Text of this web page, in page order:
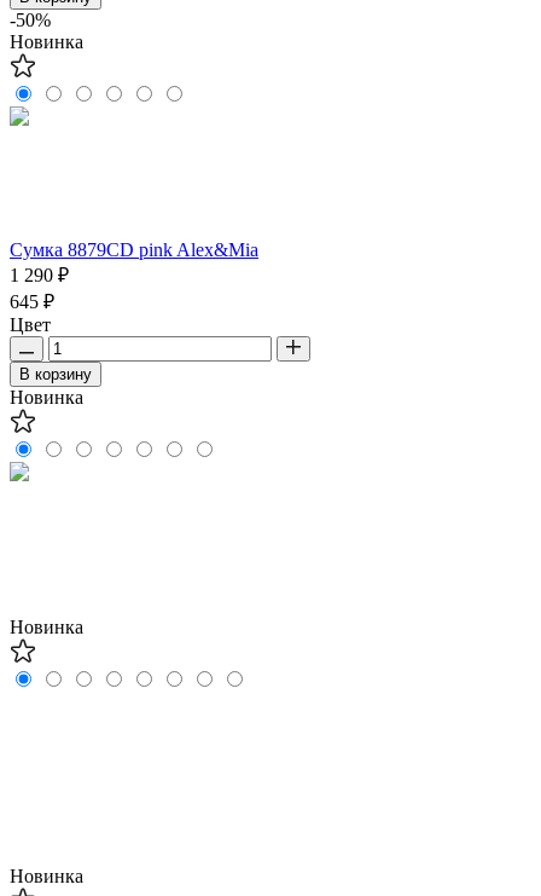
-50%
Новинка
Сумка 8879CD pink Alex&Mia
1 290 ₽
645 ₽
Цвет
В корзину
Новинка
Новинка
Новинка